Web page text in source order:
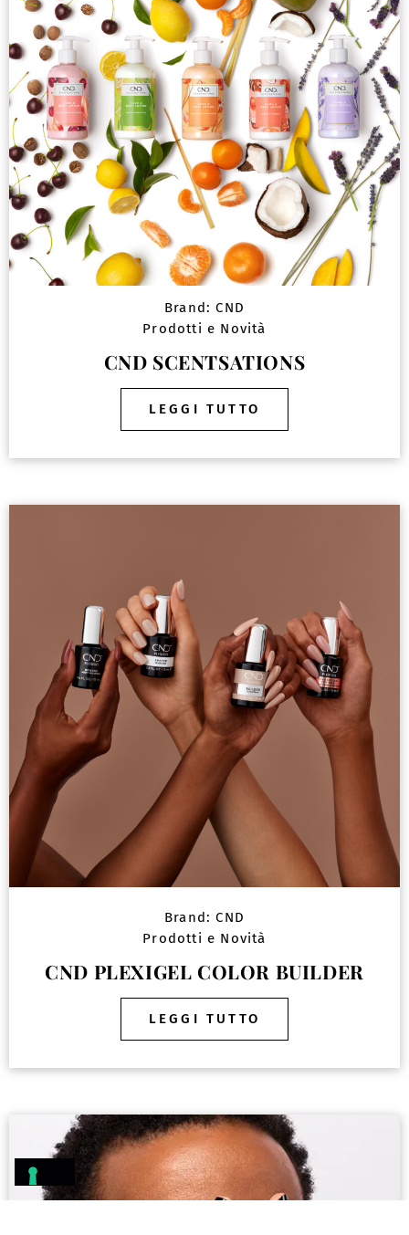
Brand: CND
Prodotti e Novità
CND SCENTSATIONS
LEGGI TUTTO
Brand: CND
Prodotti e Novità
CND PLEXIGEL COLOR BUILDER
LEGGI TUTTO